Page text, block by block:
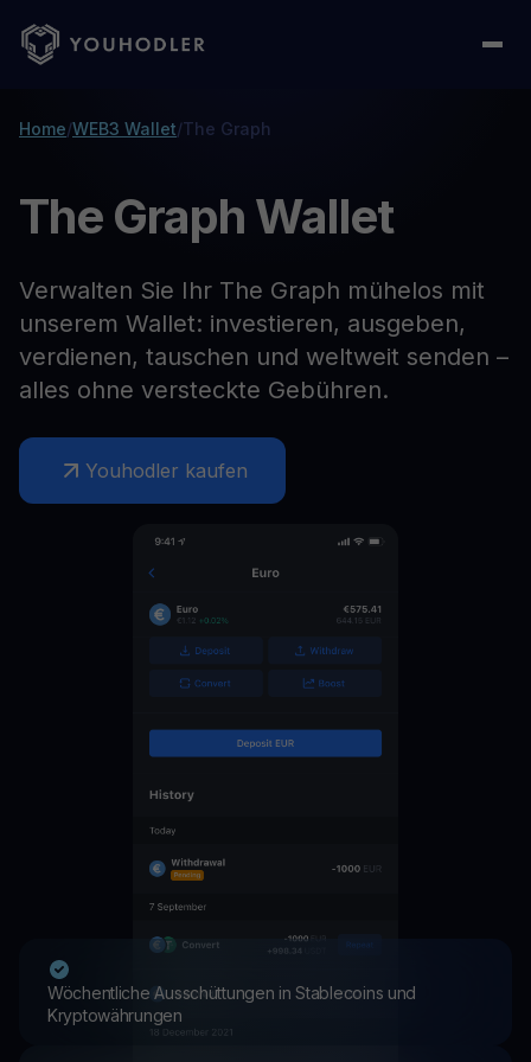
Home/WEB3 Wallet/The Graph
The Graph Wallet
Verwalten Sie Ihr The Graph mühelos mit
unserem Wallet: investieren, ausgeben,
verdienen, tauschen und weltweit senden –
alles ohne versteckte Gebühren.
Youhodler kaufen
Wöchentliche Ausschüttungen in Stablecoins und
Kryptowährungen